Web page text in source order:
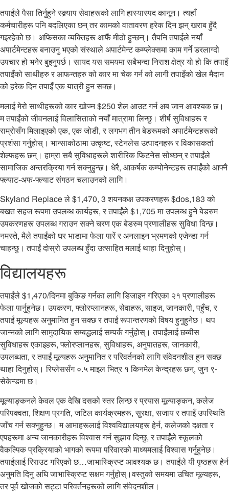
तपाईंले पैसा तिर्नुहुने स्क्र्याप सेवाहरूको लागि हास्यास्पद कानून। त्यहाँ
कर्मचारीहरू पनि बदलिएका छन् तर कामको वातावरण हरेक दिन झन् खराब हुँदै
गइरहेको छ। अफिसका व्यक्तिहरू आफैं मीठो हुन्छन्। तैपनि तपाईले नयाँ
अपार्टमेन्टहरू बनाउनु भएको संस्थाले अपार्टमेन्ट कम्प्लेक्समा काम गर्ने डरलाग्दो
उपचार हो भनेर बुझ्नुपर्छ। सायद यस समयमा सबैभन्दा निराश क्षेत्र यो हो कि तपाइँ
तपाइँको साथीहरु र आफन्तहरु को कार मा चेक गर्न को लागी तपाइँको खेल मैदान
को हरेक दिन तपाइँ एक यात्री हुन सक्छ।
मलाई मेरो साथीहरूको कार खोज्न $250 शेल आउट गर्न अब जान आवश्यक छ।
म तपाईंको जीवनलाई विलासिताको नयाँ मात्रामा लिन्छु। शीर्ष सुविधाहरू र
राम्रोसँग मिलाइएको एक, एक जोडी, र लगभग तीन बेडरूमको अपार्टमेन्टहरूको
प्रशंसा गर्नुहोस्। भान्साकोठामा उत्कृष्ट, स्टेनलेस उत्पादनहरू र विकासकर्ता
शेल्फहरू छन्। हाम्रा सबै सुविधाहरूले शारीरिक फिटनेस सोध्छन् र तपाईंले
सामाजिक अन्तरक्रिया गर्न सक्नुहुन्छ। धेरै, आकर्षक कम्पोनेन्टहरू तपाईंको आफ्नै
फ्ल्याट-अफ-फ्ल्याट संगठन चलाउनको लागि।
Skyland Replace ले $1,470, 3 शयनकक्ष उपकरणहरू $dos,183 को
बखत सहज रूपमा उपलब्ध कार्यहरू, र तपाईंले $1,705 मा उपलब्ध हुने बेडरुम
उपकरणहरू उपलब्ध गराउन सक्ने चरण एक बेडरुम प्रणालीहरू सुविधा दिन्छ।
नमस्ते, मैले तपाईंको घर भाडामा फेला पारें र अनलाइन भ्रमणको एजेन्डा गर्न
चाहन्छु। तपाईं दोस्रो उपलब्ध हुँदा उत्साहित मलाई थाहा दिनुहोस्।
विद्यालयहरू
तपाईंले $1,470/दिनमा बुकिङ गर्नका लागि डिजाइन गरिएका २१ प्रणालीहरू
फेला पार्नुहुनेछ। उपकरण, फ्लोरप्लानहरू, सेवाहरू, साइज, जानकारी, पहुँच, र
तपाईं मूल्यहरू अनुमानित हुन सक्छ र तपाईं रूपान्तरणको विषय हुनुहुनेछ। थप
जान्नको लागि सामुदायिक सम्बद्धलाई सम्पर्क गर्नुहोस्। तपाईंलाई छब्बीस
सुविधाहरू एकाइहरू, फ्लोरप्लानहरू, सुविधाहरू, अनुपातहरू, जानकारी,
उपलब्धता, र तपाईं मूल्यहरू अनुमानित र परिवर्तनको लागि संवेदनशील हुन सक्छ
थाहा दिनुहोस्। रिप्लेससँग ०.५ माइल भित्र १ किनमेल केन्द्रहरू छन्, जुन ९-
सेकेन्डमा छ।
मूल्याङ्कनले केवल एक देखि दसको स्तर लिन्छ र प्रयास मूल्याङ्कन, कलेज
परिपक्वता, शिक्षण प्रगति, जटिल कार्यक्रमहरू, सुरक्षा, सजाय र तपाइँ उपस्थिति
जाँच गर्न सक्नुहुन्छ। म आमाहरूलाई विश्वविद्यालयहरू हेर्न, कलेजको दक्षता र
एपहरूमा अन्य जानकारीहरू विश्वास गर्न सुझाव दिन्छु, र तपाईंले स्कूलको
वैकल्पिक प्रक्रियाको भागको रूपमा परिवारको माध्यमलाई विश्वास गर्नुहुनेछ।
तपाईलाई रिराउट गरिएको छ…जाभास्क्रिप्ट आवश्यक छ। तपाईंले यी पृष्ठहरू हेर्न
अनुमति दिनु अघि जाभास्क्रिप्ट सक्षम गर्नुहोस्।वस्तुको समयमा उचित मूल्यहरू,
तर पूर्व खोजको सट्टा परिवर्तनहरूको लागि संवेदनशील।